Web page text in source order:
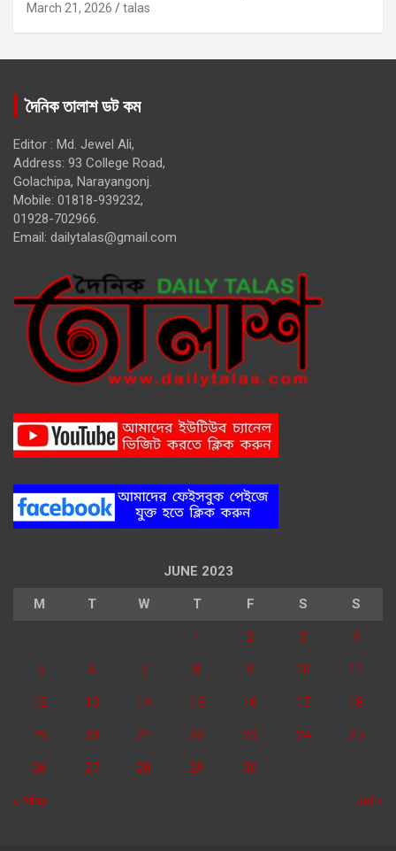
March 21, 2026 talas
দৈনিক তালাশ ডট কম
Editor : Md. Jewel Ali,
Address: 93 College Road,
Golachipa, Narayangonj.
Mobile: 01818-939232,
01928-702966.
Email: dailytalas@gmail.com
JUNE 2023
M T W T F S S
1 2 3 4
5 6 7 8 9 10 11
12 13 14 15 16 17 18
19 20 21 22 23 24 25
26 27 28 29 30
« May Jul »